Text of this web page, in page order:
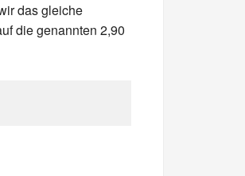
das gleiche
die genannten 2,90